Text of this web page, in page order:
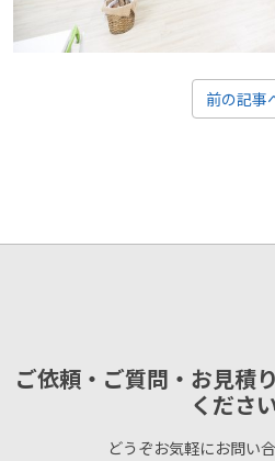
前の記事
ご依頼・ご質問・お見積
ください
どうぞお気軽にお問い